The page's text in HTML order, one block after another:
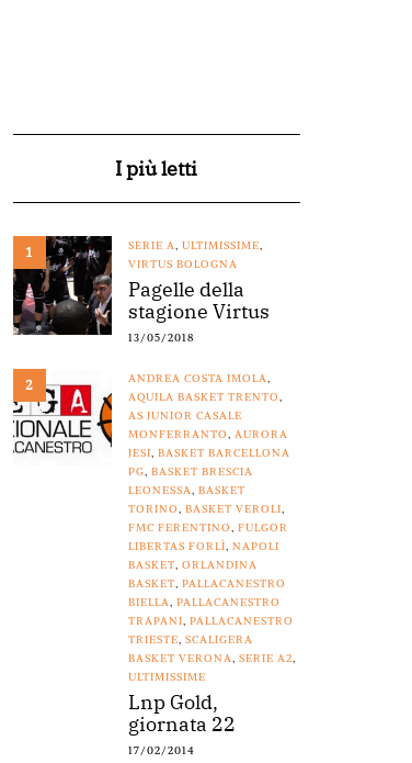
I più letti
1 SERIE A, ULTIMISSIME,
VIRTUS BOLOGNA
Pagelle della
stagione Virtus
13/05/2018
2 ANDREA COSTA IMOLA,
AQUILA BASKET TRENTO,
AS JUNIOR CASALE
MONFERRANTO, AURORA
JESI, BASKET BARCELLONA
PG, BASKET BRESCIA
LEONESSA, BASKET
TORINO, BASKET VEROLI,
FMC FERENTINO, FULGOR
LIBERTAS FORLÌ, NAPOLI
BASKET, ORLANDINA
BASKET, PALLACANESTRO
BIELLA, PALLACANESTRO
TRAPANI, PALLACANESTRO
TRIESTE, SCALIGERA
BASKET VERONA, SERIE A2,
ULTIMISSIME
Lnp Gold,
giornata 22
17/02/2014